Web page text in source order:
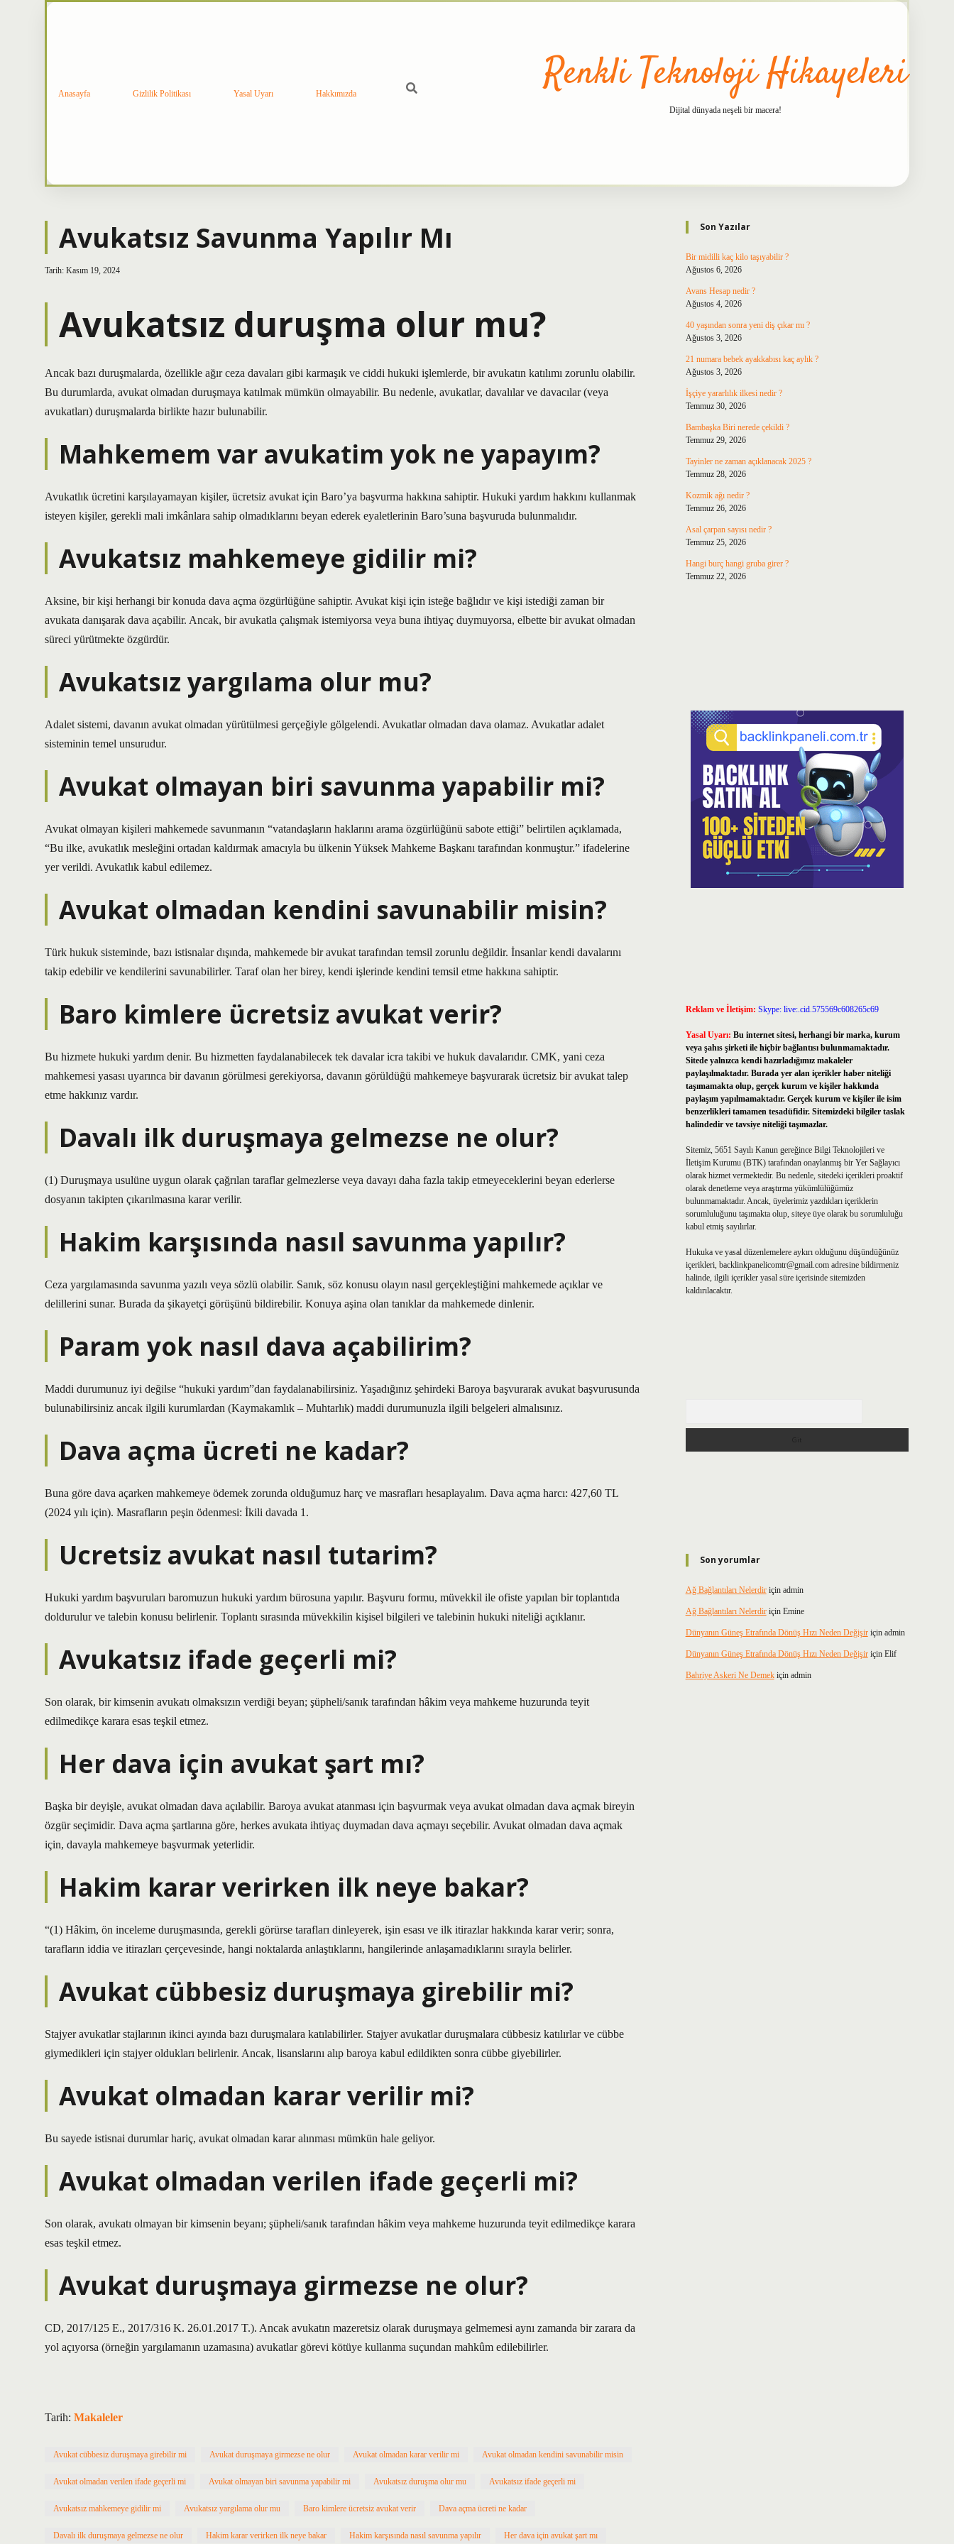
Anasayfa Gizlilik Politikası Yasal Uyarı Hakkımızda Renkli Teknoloji Hikayeleri
Dijital dünyada neşeli bir macera!
Avukatsız Savunma Yapılır Mı
Tarih: Kasım 19, 2024
Avukatsız duruşma olur mu?
Ancak bazı duruşmalarda, özellikle ağır ceza davaları gibi karmaşık ve ciddi hukuki işlemlerde, bir avukatın katılımı zorunlu olabilir.
Bu durumlarda, avukat olmadan duruşmaya katılmak mümkün olmayabilir. Bu nedenle, avukatlar, davalılar ve davacılar (veya
avukatları) duruşmalarda birlikte hazır bulunabilir.
Mahkemem var avukatim yok ne yapayım?
Avukatlık ücretini karşılayamayan kişiler, ücretsiz avukat için Baro’ya başvurma hakkına sahiptir. Hukuki yardım hakkını kullanmak
isteyen kişiler, gerekli mali imkânlara sahip olmadıklarını beyan ederek eyaletlerinin Baro’suna başvuruda bulunmalıdır.
Avukatsız mahkemeye gidilir mi?
Aksine, bir kişi herhangi bir konuda dava açma özgürlüğüne sahiptir. Avukat kişi için isteğe bağlıdır ve kişi istediği zaman bir
avukata danışarak dava açabilir. Ancak, bir avukatla çalışmak istemiyorsa veya buna ihtiyaç duymuyorsa, elbette bir avukat olmadan
süreci yürütmekte özgürdür.
Avukatsız yargılama olur mu?
Adalet sistemi, davanın avukat olmadan yürütülmesi gerçeğiyle gölgelendi. Avukatlar olmadan dava olamaz. Avukatlar adalet
sisteminin temel unsurudur.
Avukat olmayan biri savunma yapabilir mi?
Avukat olmayan kişileri mahkemede savunmanın “vatandaşların haklarını arama özgürlüğünü sabote ettiği” belirtilen açıklamada,
“Bu ilke, avukatlık mesleğini ortadan kaldırmak amacıyla bu ülkenin Yüksek Mahkeme Başkanı tarafından konmuştur.” ifadelerine
yer verildi. Avukatlık kabul edilemez.
Avukat olmadan kendini savunabilir misin?
Türk hukuk sisteminde, bazı istisnalar dışında, mahkemede bir avukat tarafından temsil zorunlu değildir. İnsanlar kendi davalarını
takip edebilir ve kendilerini savunabilirler. Taraf olan her birey, kendi işlerinde kendini temsil etme hakkına sahiptir.
Baro kimlere ücretsiz avukat verir?
Bu hizmete hukuki yardım denir. Bu hizmetten faydalanabilecek tek davalar icra takibi ve hukuk davalarıdır. CMK, yani ceza
mahkemesi yasası uyarınca bir davanın görülmesi gerekiyorsa, davanın görüldüğü mahkemeye başvurarak ücretsiz bir avukat talep
etme hakkınız vardır.
Davalı ilk duruşmaya gelmezse ne olur?
(1) Duruşmaya usulüne uygun olarak çağrılan taraflar gelmezlerse veya davayı daha fazla takip etmeyeceklerini beyan ederlerse
dosyanın takipten çıkarılmasına karar verilir.
Hakim karşısında nasıl savunma yapılır?
Ceza yargılamasında savunma yazılı veya sözlü olabilir. Sanık, söz konusu olayın nasıl gerçekleştiğini mahkemede açıklar ve
delillerini sunar. Burada da şikayetçi görüşünü bildirebilir. Konuya aşina olan tanıklar da mahkemede dinlenir.
Param yok nasıl dava açabilirim?
Maddi durumunuz iyi değilse “hukuki yardım”dan faydalanabilirsiniz. Yaşadığınız şehirdeki Baroya başvurarak avukat başvurusunda
bulunabilirsiniz ancak ilgili kurumlardan (Kaymakamlık – Muhtarlık) maddi durumunuzla ilgili belgeleri almalısınız.
Dava açma ücreti ne kadar?
Buna göre dava açarken mahkemeye ödemek zorunda olduğumuz harç ve masrafları hesaplayalım. Dava açma harcı: 427,60 TL
(2024 yılı için). Masrafların peşin ödenmesi: İkili davada 1.
Ucretsiz avukat nasıl tutarim?
Hukuki yardım başvuruları baromuzun hukuki yardım bürosuna yapılır. Başvuru formu, müvekkil ile ofiste yapılan bir toplantıda
doldurulur ve talebin konusu belirlenir. Toplantı sırasında müvekkilin kişisel bilgileri ve talebinin hukuki niteliği açıklanır.
Avukatsız ifade geçerli mi?
Son olarak, bir kimsenin avukatı olmaksızın verdiği beyan; şüpheli/sanık tarafından hâkim veya mahkeme huzurunda teyit
edilmedikçe karara esas teşkil etmez.
Her dava için avukat şart mı?
Başka bir deyişle, avukat olmadan dava açılabilir. Baroya avukat atanması için başvurmak veya avukat olmadan dava açmak bireyin
özgür seçimidir. Dava açma şartlarına göre, herkes avukata ihtiyaç duymadan dava açmayı seçebilir. Avukat olmadan dava açmak
için, davayla mahkemeye başvurmak yeterlidir.
Hakim karar verirken ilk neye bakar?
“(1) Hâkim, ön inceleme duruşmasında, gerekli görürse tarafları dinleyerek, işin esası ve ilk itirazlar hakkında karar verir; sonra,
tarafların iddia ve itirazları çerçevesinde, hangi noktalarda anlaştıklarını, hangilerinde anlaşamadıklarını sırayla belirler.
Avukat cübbesiz duruşmaya girebilir mi?
Stajyer avukatlar stajlarının ikinci ayında bazı duruşmalara katılabilirler. Stajyer avukatlar duruşmalara cübbesiz katılırlar ve cübbe
giymedikleri için stajyer oldukları belirlenir. Ancak, lisanslarını alıp baroya kabul edildikten sonra cübbe giyebilirler.
Avukat olmadan karar verilir mi?
Bu sayede istisnai durumlar hariç, avukat olmadan karar alınması mümkün hale geliyor.
Avukat olmadan verilen ifade geçerli mi?
Son olarak, avukatı olmayan bir kimsenin beyanı; şüpheli/sanık tarafından hâkim veya mahkeme huzurunda teyit edilmedikçe karara
esas teşkil etmez.
Avukat duruşmaya girmezse ne olur?
CD, 2017/125 E., 2017/316 K. 26.01.2017 T.). Ancak avukatın mazeretsiz olarak duruşmaya gelmemesi aynı zamanda bir zarara da
yol açıyorsa (örneğin yargılamanın uzamasına) avukatlar görevi kötüye kullanma suçundan mahkûm edilebilirler.
Tarih: Makaleler
Avukat cübbesiz duruşmaya girebilir mi Avukat duruşmaya girmezse ne olur Avukat olmadan karar verilir mi Avukat olmadan kendini savunabilir misin
Avukat olmadan verilen ifade geçerli mi Avukat olmayan biri savunma yapabilir mi Avukatsız duruşma olur mu Avukatsız ifade geçerli mi
Avukatsız mahkemeye gidilir mi Avukatsız yargılama olur mu Baro kimlere ücretsiz avukat verir Dava açma ücreti ne kadar
Davalı ilk duruşmaya gelmezse ne olur Hakim karar verirken ilk neye bakar Hakim karşısında nasıl savunma yapılır Her dava için avukat şart mı
Sidebar
Son Yazılar
Bir midilli kaç kilo taşıyabilir ?
Ağustos 6, 2026
Avans Hesap nedir ?
Ağustos 4, 2026
40 yaşından sonra yeni diş çıkar mı ?
Ağustos 3, 2026
21 numara bebek ayakkabısı kaç aylık ?
Ağustos 3, 2026
İşçiye yararlılık ilkesi nedir ?
Temmuz 30, 2026
Bambaşka Biri nerede çekildi ?
Temmuz 29, 2026
Tayinler ne zaman açıklanacak 2025 ?
Temmuz 28, 2026
Kozmik ağı nedir ?
Temmuz 26, 2026
Asal çarpan sayısı nedir ?
Temmuz 25, 2026
Hangi burç hangi gruba girer ?
Temmuz 22, 2026
Reklam ve İletişim: Skype: live:.cid.575569c608265c69
Yasal Uyarı: Bu internet sitesi, herhangi bir marka, kurum
veya şahıs şirketi ile hiçbir bağlantısı bulunmamaktadır.
Sitede yalnızca kendi hazırladığımız makaleler
paylaşılmaktadır. Burada yer alan içerikler haber niteliği
taşımamakta olup, gerçek kurum ve kişiler hakkında
paylaşım yapılmamaktadır. Gerçek kurum ve kişiler ile isim
benzerlikleri tamamen tesadüfidir. Sitemizdeki bilgiler taslak
halindedir ve tavsiye niteliği taşımazlar.
Sitemiz, 5651 Sayılı Kanun gereğince Bilgi Teknolojileri ve
İletişim Kurumu (BTK) tarafından onaylanmış bir Yer Sağlayıcı
olarak hizmet vermektedir. Bu nedenle, sitedeki içerikleri proaktif
olarak denetleme veya araştırma yükümlülüğümüz
bulunmamaktadır. Ancak, üyelerimiz yazdıkları içeriklerin
sorumluluğunu taşımakta olup, siteye üye olarak bu sorumluluğu
kabul etmiş sayılırlar.
Hukuka ve yasal düzenlemelere aykırı olduğunu düşündüğünüz
içerikleri, backlinkpanelicomtr@gmail.comadresine bildirmeniz
halinde, ilgili içerikler yasal süre içerisinde sitemizden
kaldırılacaktır.
Son yorumlar
Ağ Bağlantıları Nelerdiriçin admin
Ağ Bağlantıları Nelerdiriçin Emine
Dünyanın Güneş Etrafında Dönüş Hızı Neden Değişiriçin admin
Dünyanın Güneş Etrafında Dönüş Hızı Neden Değişiriçin Elif
Bahriye Askeri Ne Demekiçin admin